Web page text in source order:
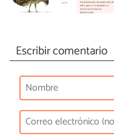
Escribir comentario